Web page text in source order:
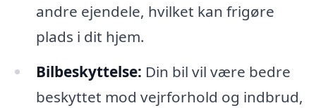
andre ejendele, hvilket kan frigøre
plads i dit hjem.
Bilbeskyttelse: Din bil vil være bedre
beskyttet mod vejrforhold og indbrud,